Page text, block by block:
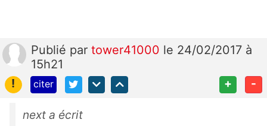
Publié par tower41000 le 24/02/2017 à
15h21
!
citer + -
next a écrit